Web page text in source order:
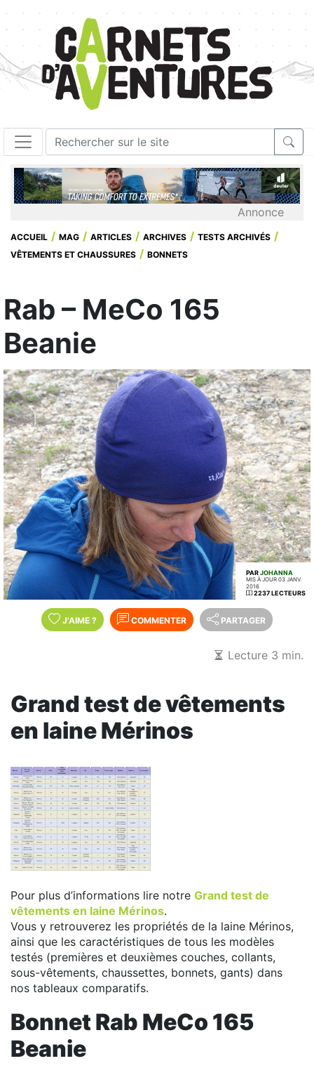
Annonce
ACCUEIL MAG ARTICLES ARCHIVES
TESTS ARCHIVÉS
VÊTEMENTS ET CHAUSSURES
BONNETS
Rab – MeCo 165
Beanie
PARJOHANNA
MIS À JOUR 03 JANV.
2016
2237 LECTEURS
J'AIME ? COMMENTER PARTAGER
Lecture 3 min.
Grand test de vêtements
en laine Mérinos
Pour plus d’informations lire notre Grand test de
vêtements en laine Mérinos.
Vous y retrouverez les propriétés de la laine Mérinos,
ainsi que les caractéristiques de tous les modèles
testés (premières et deuxièmes couches, collants,
sous-vêtements, chaussettes, bonnets, gants) dans
nos tableaux comparatifs.
Bonnet Rab MeCo 165
Beanie